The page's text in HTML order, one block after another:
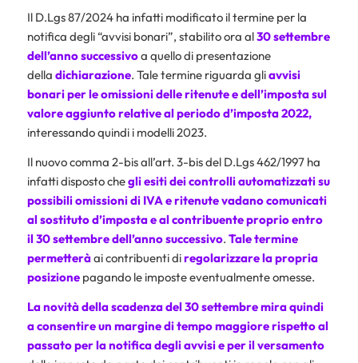
Il D.Lgs 87/2024 ha infatti modificato il termine per la
notifica degli “avvisi bonari”, stabilito ora al30 settembre
dell’anno successivoa quello di presentazione
della dichiarazione. Tale termine riguarda gliavvisi
bonariper le omissioni delle ritenute e dell’imposta sul
valore aggiuntorelative al periodo d’imposta 2022,
interessando quindi i modelli 2023.
Il nuovo comma 2-bis all’art. 3-bis del D.Lgs 462/1997 ha
infatti disposto chegli esiti dei controlli automatizzati su
possibili omissioni di IVA e ritenute vadano comunicati
alsostituto d’impostae al contribuente proprio entro
il 30 settembre dell’anno successivo. Taletermine
permetteràai contribuenti diregolarizzare la propria
posizionepagando le imposte eventualmente omesse.
La novità della scadenza del 30 settembre mira quindi
a consentire un margine di tempo maggiore rispetto al
passato per la notifica degli avvisi e per il versamento